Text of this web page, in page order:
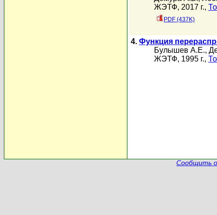
ЖЭТФ, 2017 г.,
PDF (437K)
4. Функция
Булышев А.Е.,
ЖЭТФ, 1995 г.,
Сообщить о